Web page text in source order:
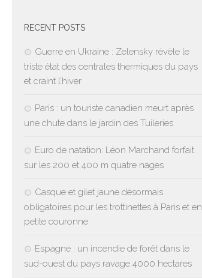
RECENT POSTS
Guerre en Ukraine : Zelensky révèle le
triste état des centrales thermiques du pays
et craint l’hiver
Paris : un touriste canadien meurt après
une chute dans le jardin des Tuileries
Euro de natation: Léon Marchand forfait
sur les 200 et 400 m quatre nages
Casque et gilet jaune désormais
obligatoires pour les trottinettes à Paris et en
petite couronne
Espagne : un incendie de forêt dans le
sud-ouest du pays ravage 4000 hectares